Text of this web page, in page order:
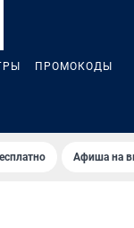
ПРОМОКОДЫ
Афиша на